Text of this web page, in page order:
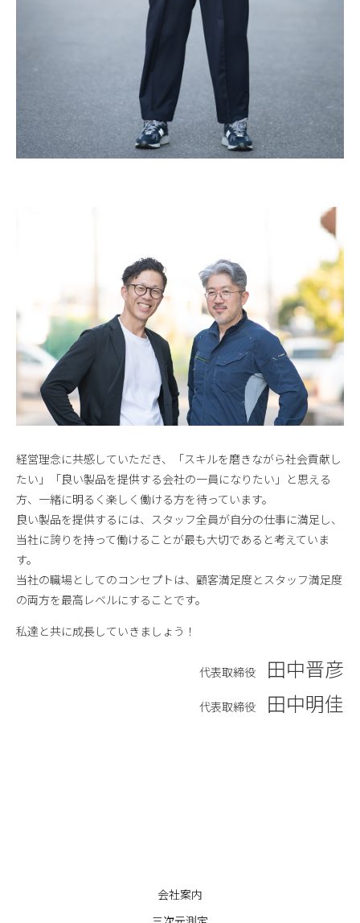
経営理念に共感していただき、「スキルを磨きながら社会貢献し
たい」「良い製品を提供する会社の一員になりたい」と思える
方、一緒に明るく楽しく働ける方を待っています。
良い製品を提供するには、スタッフ全員が自分の仕事に満足し、
当社に誇りを持って働けることが最も大切であると考えていま
す。
当社の職場としてのコンセプトは、顧客満足度とスタッフ満足度
の両方を最高レベルにすることです。
私達と共に成長していきましょう！
代表取締役 田中晋彦
代表取締役 田中明佳
会社案内